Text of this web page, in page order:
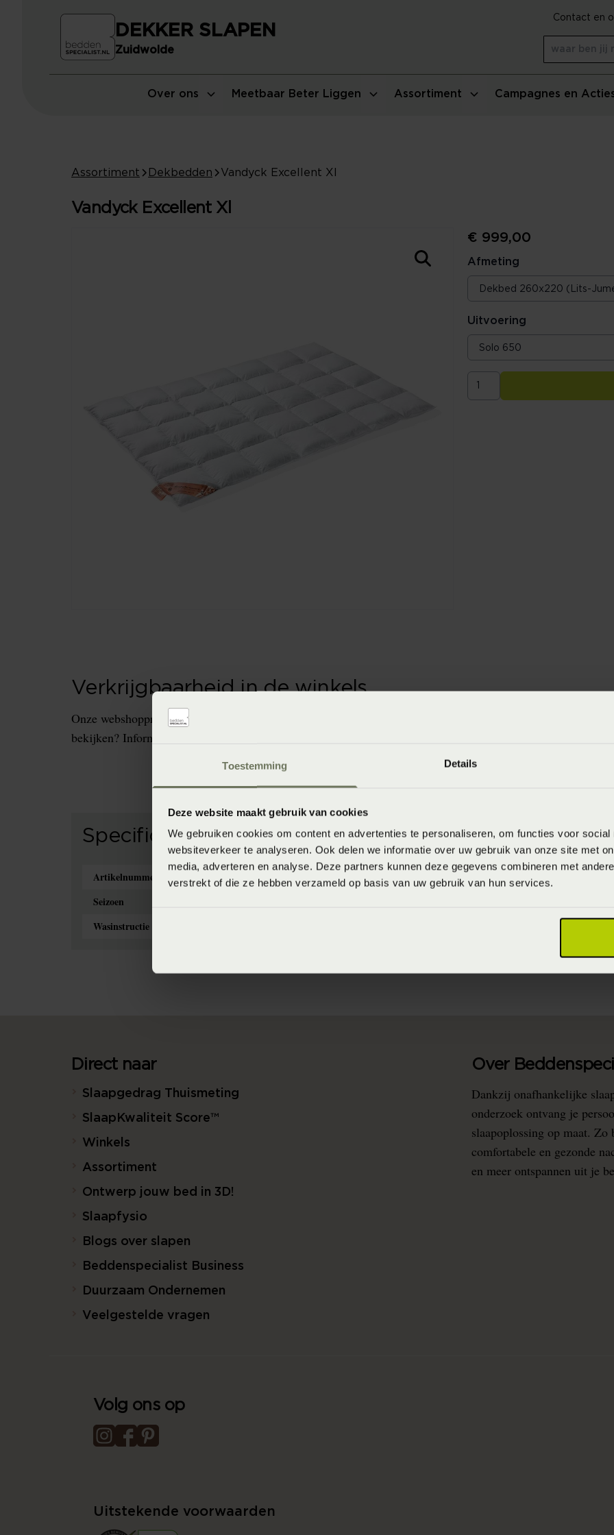
Toestemming Details
Deze website maakt gebruik van cookies
We gebruiken cookies om content en advertenties te personaliseren, om functies voor social
websiteverkeer te analyseren. Ook delen we informatie over uw gebruik van onze site met
media, adverteren en analyse. Deze partners kunnen deze gegevens combineren met
verstrekt of die ze hebben verzameld op basis van uw gebruik van hun services.
Over ons Meetbaar Beter Liggen Assortiment Campagnes en
DEKKER SLAPEN
Zuidwolde
Contact en
Assortiment Dekbedden Vandyck Excellent Xl
Vandyck Excellent Xl
€ 999,00
Afmeting
Uitvoering
Verkrijgbaarheid in de winkels
Onze webshopproducten zijn niet altijd verkrijgbaar in de winkel. Wil je het product in de winkel
bekijken? Informeer dan eerst naar de beschikbaarheid.
Specificaties
Artikelnummer 8714322934845
Seizoen
Wasinstructie
Direct naar
Slaapgedrag Thuismeting
SlaapKwaliteit Score™
Winkels
Assortiment
Ontwerp jouw bed in 3D!
Slaapfysio
Blogs over slapen
Beddenspecialist Business
Duurzaam Ondernemen
Veelgestelde vragen
Over
Dankzij onafhankelijke
onderzoek ontvang je
slaapoplossing op maat.
comfortabele en gezonde
en meer ontspannen uit je
Volg ons op
Uitstekende voorwaarden